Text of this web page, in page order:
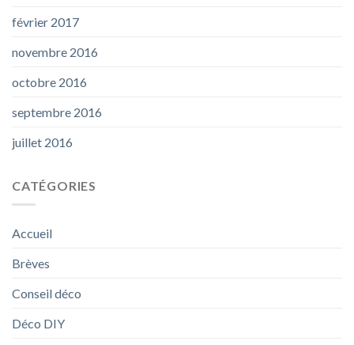
février 2017
novembre 2016
octobre 2016
septembre 2016
juillet 2016
CATÉGORIES
Accueil
Brèves
Conseil déco
Déco DIY